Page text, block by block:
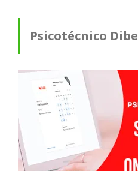
Psicotécnico Dibe